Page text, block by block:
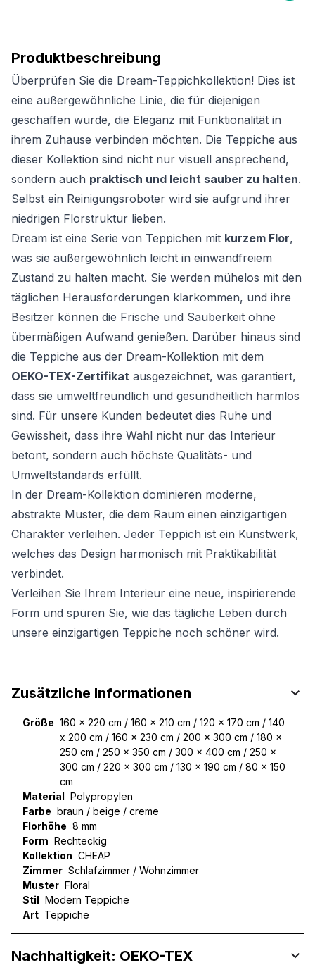
Produktbeschreibung
Überprüfen Sie die Dream-Teppichkollektion! Dies ist
eine außergewöhnliche Linie, die für diejenigen
geschaffen wurde, die Eleganz mit Funktionalität in
ihrem Zuhause verbinden möchten. Die Teppiche aus
dieser Kollektion sind nicht nur visuell ansprechend,
sondern auch praktisch und leicht sauber zu halten.
Selbst ein Reinigungsroboter wird sie aufgrund ihrer
niedrigen Florstruktur lieben.
Dream ist eine Serie von Teppichen mit kurzem Flor,
was sie außergewöhnlich leicht in einwandfreiem
Zustand zu halten macht. Sie werden mühelos mit den
täglichen Herausforderungen klarkommen, und ihre
Besitzer können die Frische und Sauberkeit ohne
übermäßigen Aufwand genießen. Darüber hinaus sind
die Teppiche aus der Dream-Kollektion mit dem
OEKO-TEX-Zertifikat ausgezeichnet, was garantiert,
dass sie umweltfreundlich und gesundheitlich harmlos
sind. Für unsere Kunden bedeutet dies Ruhe und
Gewissheit, dass ihre Wahl nicht nur das Interieur
betont, sondern auch höchste Qualitäts- und
Umweltstandards erfüllt.
In der Dream-Kollektion dominieren moderne,
abstrakte Muster, die dem Raum einen einzigartigen
Charakter verleihen. Jeder Teppich ist ein Kunstwerk,
welches das Design harmonisch mit Praktikabilität
verbindet.
Verleihen Sie Ihrem Interieur eine neue, inspirierende
Form und spüren Sie, wie das tägliche Leben durch
unsere einzigartigen Teppiche noch schöner wird.
Zusätzliche Informationen
Größe 160 x 220 cm / 160 x 210 cm / 120 x 170 cm / 140
x 200 cm / 160 x 230 cm / 200 x 300 cm / 180 x
250 cm / 250 x 350 cm / 300 x 400 cm / 250 x
300 cm / 220 x 300 cm / 130 x 190 cm / 80 x 150
cm
Material Polypropylen
Farbe braun / beige / creme
Florhöhe 8 mm
Form Rechteckig
Kollektion CHEAP
Zimmer Schlafzimmer / Wohnzimmer
Muster Floral
Stil Modern Teppiche
Art Teppiche
Nachhaltigkeit: OEKO-TEX